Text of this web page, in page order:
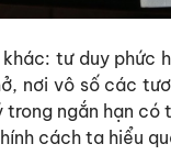
tư duy phức
nơi vô số các
ngắn hạn
cách ta hiểu